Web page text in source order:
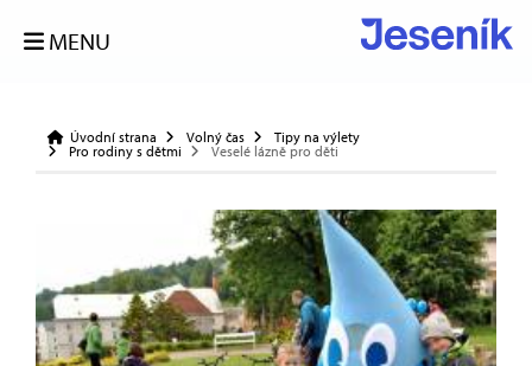
MENU
Úvodní strana Volný čas
Tipy na výlety
Pro rodiny s dětmi
Veselé lázně pro děti